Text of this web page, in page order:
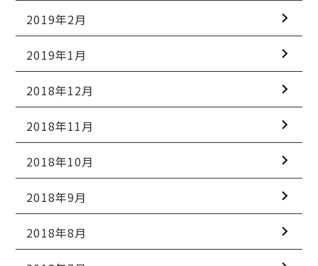
2019年2月
2019年1月
2018年12月
2018年11月
2018年10月
2018年9月
2018年8月